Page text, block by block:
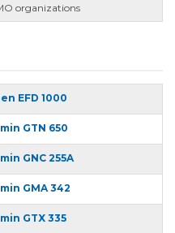
organizations
EFD 1000
GTN 650
GNC 255A
GMA 342
GTX 335